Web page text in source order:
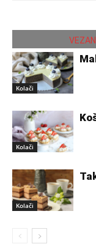
Kolači
Kolači
Kolači